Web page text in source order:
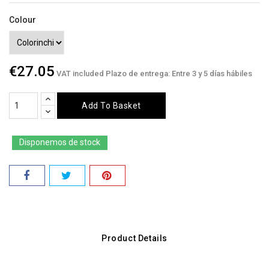
Colour
€27.05 VAT included Plazo de entrega: Entre 3 y 5 días hábiles
Add To Basket
Disponemos de stock
Product Details